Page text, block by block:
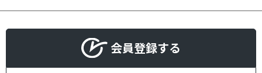
会員登録する